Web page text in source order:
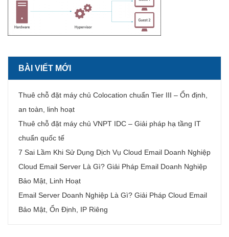
BÀI VIẾT MỚI
Thuê chỗ đặt máy chủ Colocation chuẩn Tier III – Ổn định,
an toàn, linh hoạt
Thuê chỗ đặt máy chủ VNPT IDC – Giải pháp hạ tầng IT
chuẩn quốc tế
7 Sai Lầm Khi Sử Dụng Dịch Vụ Cloud Email Doanh Nghiệp
Cloud Email Server Là Gì? Giải Pháp Email Doanh Nghiệp
Bảo Mật, Linh Hoạt
Email Server Doanh Nghiệp Là Gì? Giải Pháp Cloud Email
Bảo Mật, Ổn Định, IP Riêng